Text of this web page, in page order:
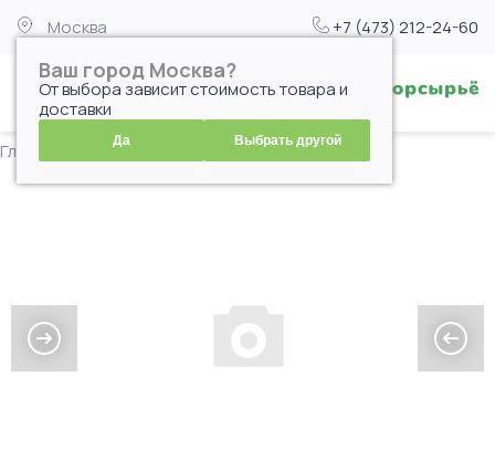
Москва
Ваш город Москва?
От выбора зависит стоимость товара и
доставки
Да Выбрать другой
+7 (473) 212-24-60
Главная | Каталог